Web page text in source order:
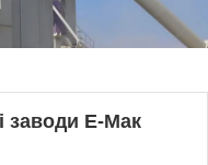
заводи Е-Мак